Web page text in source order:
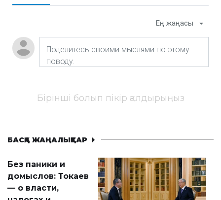
Ең жаңасы
Бірінші болып пікір қалдырыңыз
БАСҚА ЖАҢАЛЫҚТАР
Без паники и
домыслов: Токаев
— о власти,